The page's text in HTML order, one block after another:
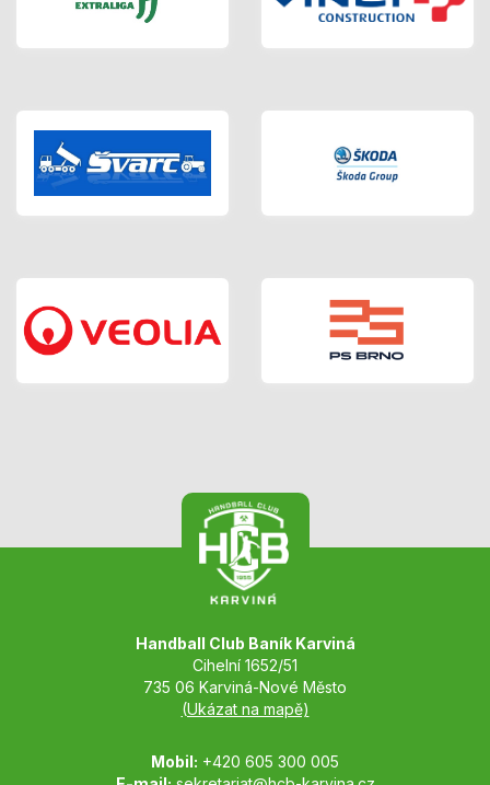
Handball Club Baník Karviná
Cihelní 1652/51
735 06 Karviná-Nové Město
(Ukázat na mapě)
Mobil: +420 605 300 005